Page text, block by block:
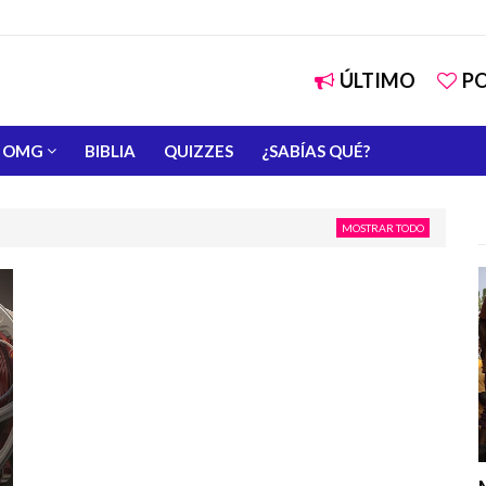
ÚLTIMO
OMG BIBLIA QUIZZES ¿SABÍAS QUÉ?
MOSTRAR TODO